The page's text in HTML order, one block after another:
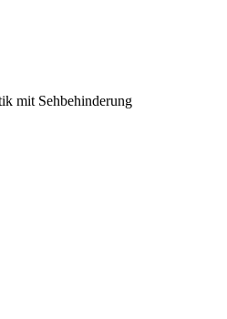
mit Sehbehinderung